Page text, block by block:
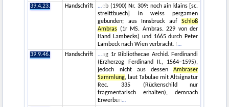
39.4.23.
Handschrift
eb (1900) Nr. 309: noch ain klains [sc.
streittbuech] in weiss pergamen
gebunden; aus Innsbruck aufSchloß
Ambras (1r MS. Ambras. 229 von der
Hand Lambecks) und 1665 durch Peter
Lambeck nach Wien verbracht. I
39.9.46.
Handschrift
ag 1r Bibliothecae Archid. Ferdinandi
(Erzherzog Ferdinand II., 1564–1595),
jedoch nicht aus dessenAmbraser
Sammlung, laut Tabulae mit Altsignatur
Rec. 335 (Rückenschild nur
fragmentarisch erhalten), demnach
Erwerbun